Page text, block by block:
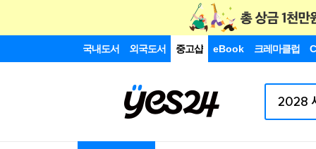
국내도서 외국도서 중고샵 eBook 크레마클럽